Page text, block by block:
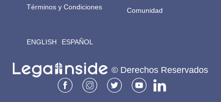
Términos y Condiciones
ENGLISH ESPAÑOL
Comunidad
© Derechos Reservados